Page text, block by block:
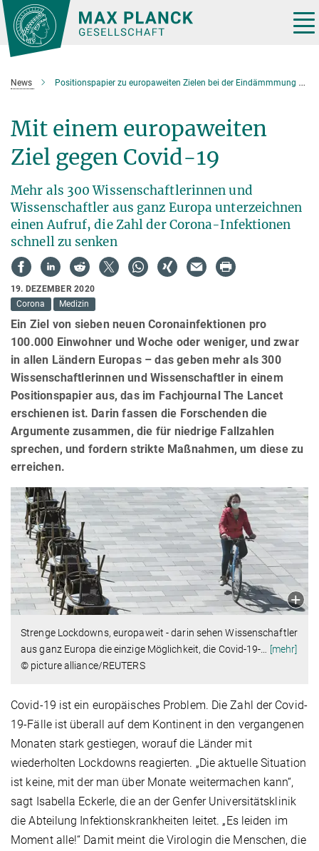
Hauptinhalt
News Positionspapier zu europaweiten Zielen bei der Eindämmmung von Covid-19
Mit einem europaweiten
Ziel gegen Covid-19
Mehr als 300 Wissenschaftlerinnen und
Wissenschaftler aus ganz Europa unterzeichnen
einen Aufruf, die Zahl der Corona-Infektionen
schnell zu senken
19. DEZEMBER 2020
Corona
Medizin
Ein Ziel von sieben neuen Coronainfektionen pro
100.000 Einwohner und Woche oder weniger, und zwar
in allen Ländern Europas – das geben mehr als 300
Wissenschaftlerinnen und Wissenschaftler in einem
Positionspapier aus, das im Fachjournal The Lancet
erschienen ist. Darin fassen die Forschenden die
Argumente zusammen, die für niedrige Fallzahlen
sprechen, und fordern strikte Maßnahmen, um diese zu
erreichen.
Strenge Lockdowns, europaweit - darin sehen Wissenschaftler
aus ganz Europa die einzige Möglichkeit, die Covid-19-
[mehr]
© picture alliance/REUTERS
Covid-19 ist ein europäisches Problem. Die Zahl der Covid-
19-Fälle ist überall auf dem Kontinent in den vergangenen
Monaten stark gestiegen, worauf die Länder mit
wiederholten Lockdowns reagierten. „Die aktuelle Situation
ist keine, mit der man über Monate weitermachen kann“,
sagt Isabella Eckerle, die an der Genfer Universitätsklinik
die Abteilung Infektionskrankheiten leitet. „Es leiden im
Moment alle!“ Damit meint die Virologin die Menschen, die